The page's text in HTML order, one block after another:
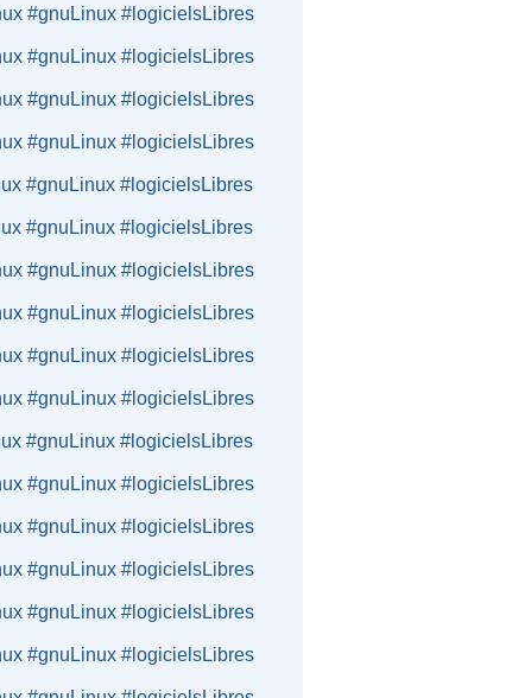
#gnuLinux #logicielsLibres
#gnuLinux #logicielsLibres
#gnuLinux #logicielsLibres
#gnuLinux #logicielsLibres
#gnuLinux #logicielsLibres
#gnuLinux #logicielsLibres
#gnuLinux #logicielsLibres
#gnuLinux #logicielsLibres
#gnuLinux #logicielsLibres
#gnuLinux #logicielsLibres
#gnuLinux #logicielsLibres
#gnuLinux #logicielsLibres
#gnuLinux #logicielsLibres
#gnuLinux #logicielsLibres
#gnuLinux #logicielsLibres
#gnuLinux #logicielsLibres